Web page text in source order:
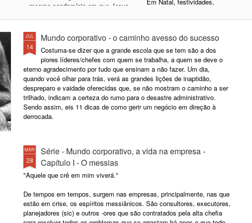
mesmo condomínio em que Jesus
incontornável.
Sempre tem um presentinho
E pra manter sua sina
Baba os ovos direitinho.
JUL
14
Mundo corporativo - o caminho avesso do sucesso
Costuma-se dizer que a grande escola que se tem são a dos
piores líderes/chefes com quem se trabalha, a quem se deve o
eterno agradecimento por tudo que ensinam a não fazer. Um dia,
quando você olhar para trás, verá as grandes lições de inaptidão,
despreparo e vaidade oferecidas que, se não mostram o caminho a ser
trilhado, indicam a certeza do rumo para o desastre administrativo.
Sendo assim, eis 11 dicas de como gerir um negócio em direção à
derrocada.
MAR
28
Série - Mundo corporativo, a vida na empresa -
Capítulo I - O messias
"Aquele que crê em mim viverá."
De tempos em tempos, surgem nas empresas, principalmente, nas que
estão em crise, os espíritos messiânicos. São consultores, executores,
planejadores (sic) e outros -ores que são contratados pela alta chefia